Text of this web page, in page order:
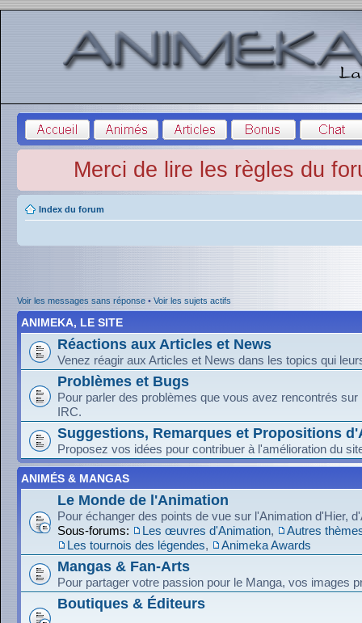
Merci de lire les règles du
Index du forum
Voir les messages sans réponse • Voir les sujets actifs
ANIMEKA, LE SITE
Réactions aux Articles et News
Venez réagir aux Articles et News dans les topics qui
Problèmes et Bugs
Pour parler des problèmes que vous avez rencontrés
IRC.
Suggestions, Remarques et Propositions
Proposez vos idées pour contribuer à l'amélioration du
ANIMÉS & MANGAS
Le Monde de l'Animation
Pour échanger des points de vue sur l'Animation d'Hier,
Sous-forums:
Les œuvres d'Animation,
Autres
Les tournois des légendes, Animeka Awards
Mangas & Fan-Arts
Pour partager votre passion pour le Manga, vos images
Boutiques & Éditeurs